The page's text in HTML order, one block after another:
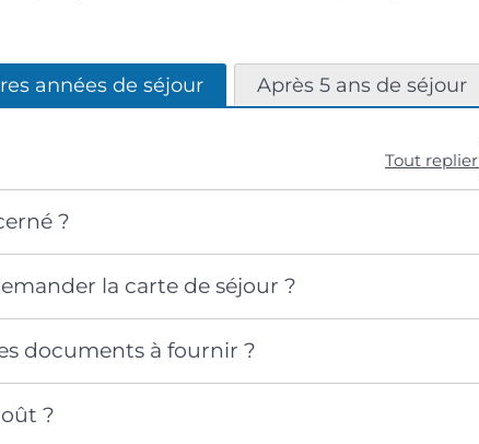
années de séjour Après 5 ans de séjour
Tout replier
?
la carte de séjour ?
documents à fournir ?
?